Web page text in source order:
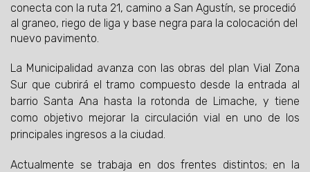
conecta con la ruta 21, camino a San Agustín, se procedió
al graneo, riego de liga y base negra para la colocación del
nuevo pavimento.
La Municipalidad avanza con las obras del plan Vial Zona
Sur que cubrirá el tramo compuesto desde la entrada al
barrio Santa Ana hasta la rotonda de Limache, y tiene
como objetivo mejorar la circulación vial en uno de los
principales ingresos a la ciudad.
Actualmente se trabaja en dos frentes distintos; en la